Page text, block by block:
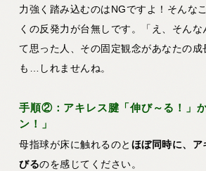
力強く踏み込むのはNGですよ！そんな
くの反発力が台無しです。「え、そんな
て思った人、その固定観念があなたの
も…しれませんね。
手順②：アキレス腱「伸び～る！」
ン！」
母指球が床に触れるのと ほぼ同時に、ア
びるのを感じてください。